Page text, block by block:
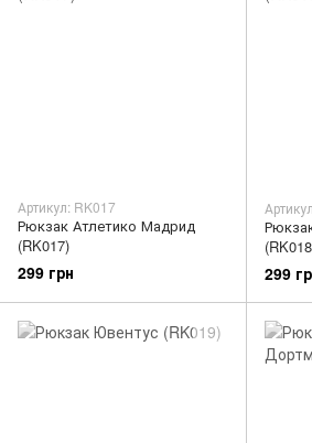
Артикул: RK017
Рюкзак Атлетико Мадрид
(RK017)
299 грн 299